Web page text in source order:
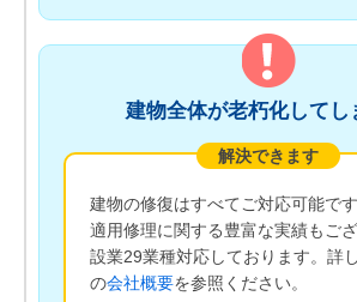
建物全体が老朽化してし
解決できます
建物の修復はすべてご対応可能で
適用修理に関する豊富な実績もご
設業29業種対応しております。詳
の会社概要を参照ください。